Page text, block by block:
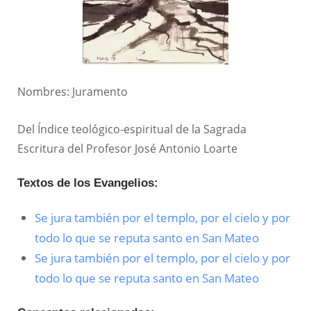
Nombres: Juramento
Del Índice teológico-espiritual de la Sagrada
Escritura del Profesor José Antonio Loarte
Textos de los Evangelios:
Se jura también por el templo, por el cielo y por
todo lo que se reputa santo en San Mateo
Se jura también por el templo, por el cielo y por
todo lo que se reputa santo en San Mateo